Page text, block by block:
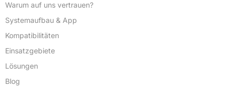
Warum auf uns vertrauen?
Systemaufbau & App
Kompatibilitäten
Einsatzgebiete
Lösungen
Blog